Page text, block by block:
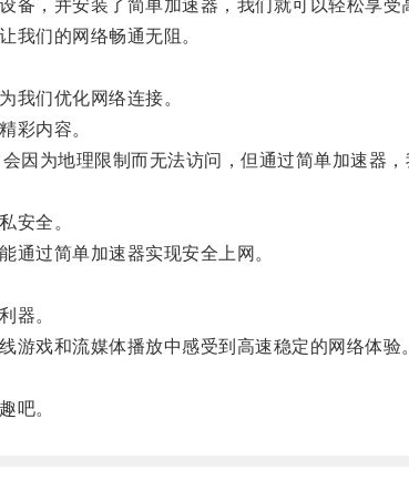
，并安装了简单加速器，我们就可以轻松享受
们的网络畅通无阻。
们优化网络连接。
彩内容。
为地理限制而无法访问，但通过简单加速器，
安全。
过简单加速器实现安全上网。
器。
戏和流媒体播放中感受到高速稳定的网络体验
吧。